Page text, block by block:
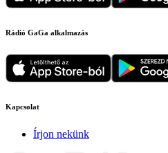
Rádió GaGa alkalmazás
Kapcsolat
Írjon nekünk